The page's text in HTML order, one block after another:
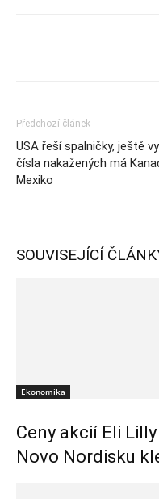
Předchozí článek
USA řeší spalničky, ještě
čísla nakažených má
Mexiko
SOUVISEJÍCÍ
Ekonomika
Ceny akcií Eli
Novo Nordisku